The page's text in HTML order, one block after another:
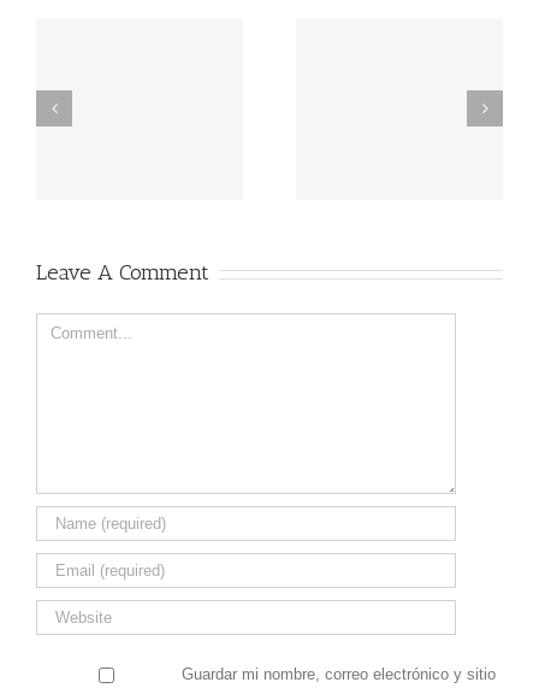
Ciclo de Teatro 2025:
Leave A Comment
Comment
Guardar mi nombre, correo electrónico y sitio